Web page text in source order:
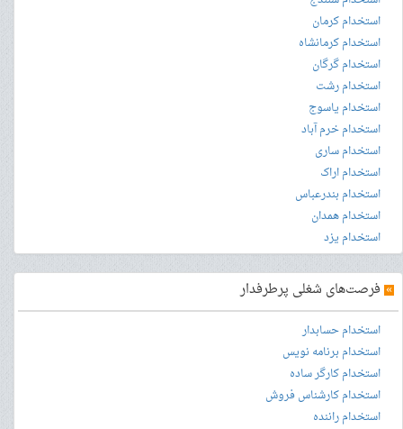
استخدام کرمان
استخدام کرمانشاه
استخدام گرگان
استخدام رشت
استخدام یاسوج
استخدام خرم آباد
استخدام ساری
استخدام اراک
استخدام بندرعباس
استخدام همدان
استخدام یزد
» فرصت‌های شغلی پرطرفدار
استخدام حسابدار
استخدام برنامه نویس
استخدام کارگر ساده
استخدام کارشناس فروش
استخدام راننده